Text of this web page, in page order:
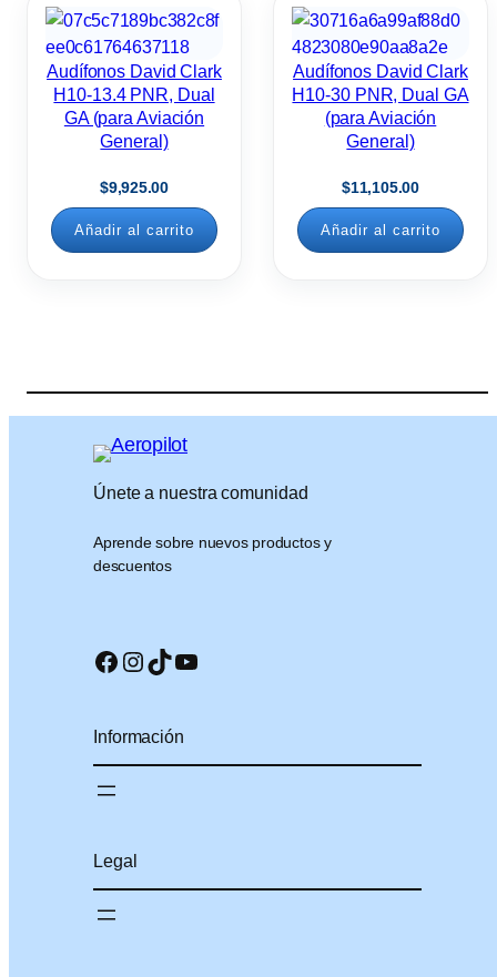
Audífonos David Clark
H10-13.4 PNR, Dual
GA (para Aviación
General)
$9,925.00
Añadir al carrito
Audífonos David Clark
H10-30 PNR, Dual GA
(para Aviación
General)
$11,105.00
Añadir al carrito
Únete a nuestra comunidad
Aprende sobre nuevos productos y
descuentos
Facebook Instagram TikTok YouTube
Información
Legal